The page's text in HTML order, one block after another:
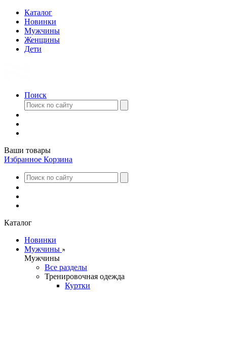
Каталог
Новинки
Мужчины
Женщины
Дети
Поиск
Ваши товары
Избранное Корзина
Каталог
Новинки
Мужчины
Мужчины
Все разделы
Тренировочная одежда
Куртки